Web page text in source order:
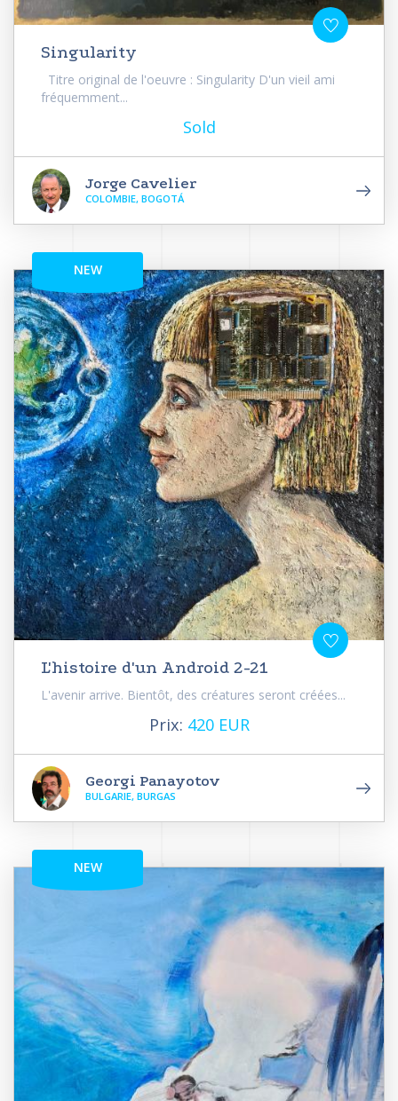
Singularity
Titre original de l'oeuvre : Singularity D'un vieil ami
fréquemment...
Sold
Jorge Cavelier
COLOMBIE, BOGOTÁ
NEW
L'histoire d'un Android 2-21
L'avenir arrive. Bientôt, des créatures seront créées...
Prix: 420 EUR
Georgi Panayotov
BULGARIE, BURGAS
NEW